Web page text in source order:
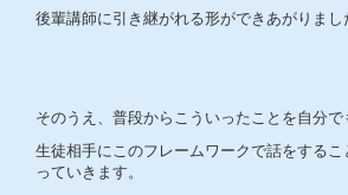
後輩講師に引き継がれる形ができあがりまし
そのうえ、普段からこういったことを自分で
生徒相手にこのフレームワークで話をする
っていきます。